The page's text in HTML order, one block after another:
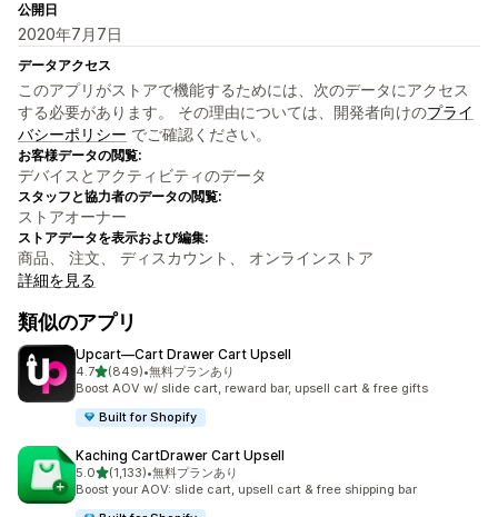
公開日
2020年7月7日
データアクセス
このアプリがストアで機能するためには、次のデータにアクセス
する必要があります。 その理由については、開発者向けのプライ
バシーポリシー でご確認ください。
お客様データの閲覧:
デバイスとアクティビティのデータ
スタッフと協力者のデータの閲覧:
ストアオーナー
ストアデータを表示および編集:
商品、 注文、 ディスカウント、 オンラインストア
詳細を見る
類似のアプリ
Upcart—Cart Drawer Cart Upsell
4.75つ星中
(849)
合計レビュー数：849件
•無料プランあり
Boost AOV w/ slide cart, reward bar, upsell cart & free gifts
Built for Shopify
Kaching CartDrawer Cart Upsell
5.05つ星中
(1,133)
合計レビュー数：1133件
•無料プランあり
Boost your AOV: slide cart, upsell cart & free shipping bar